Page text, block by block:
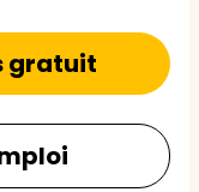
gratuit